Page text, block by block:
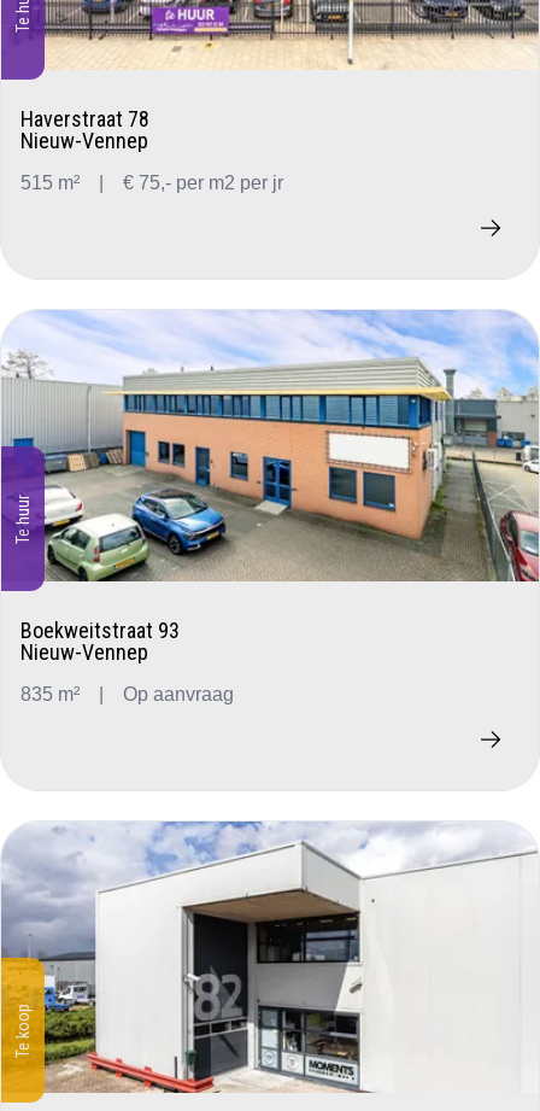
Haverstraat 78
Nieuw-Vennep
515 m² € 75,- per m2 per jr
Te huur
Boekweitstraat 93
Nieuw-Vennep
835 m² Op aanvraag
Te koop